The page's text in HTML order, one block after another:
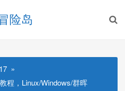
险岛
17
程，Linux/Windows/群晖